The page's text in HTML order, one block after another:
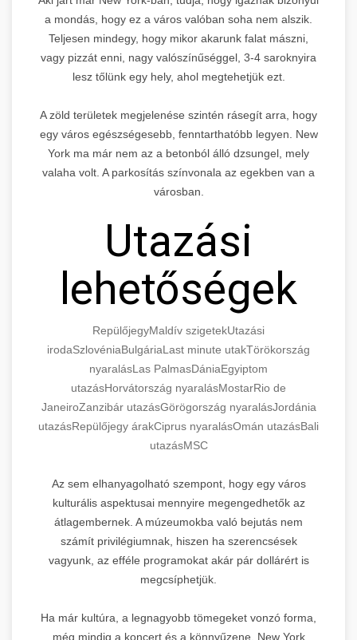
a mondás, hogy ez a város valóban soha nem alszik.
Teljesen mindegy, hogy mikor akarunk falat mászni,
vagy pizzát enni, nagy valószínűséggel, 3-4 saroknyira
lesz tőlünk egy hely, ahol megtehetjük ezt.
A zöld területek megjelenése szintén rásegít arra, hogy
egy város egészségesebb, fenntarthatóbb legyen. New
York ma már nem az a betonból álló dzsungel, mely
valaha volt. A parkosítás színvonala az egekben van a
városban.
Utazási
lehetőségek
RepülőjegyMaldív szigetekUtazási
irodaSzlovéniaBulgáriaLast minute utakTörökország
nyaralásLas PalmasDániaEgyiptom
utazásHorvátország nyaralásMostarRio de
JaneiroZanzibár utazásGörögország nyaralásJordánia
utazásRepülőjegy árakCiprus nyaralásOmán utazásBali
utazásMSC
Az sem elhanyagolható szempont, hogy egy város
kulturális aspektusai mennyire megengedhetők az
átlagembernek. A múzeumokba való bejutás nem
számít privilégiumnak, hiszen ha szerencsések
vagyunk, az efféle programokat akár pár dollárért is
megcsíphetjük.
Ha már kultúra, a legnagyobb tömegeket vonzó forma,
még mindig a koncert és a könnyűzene. New York